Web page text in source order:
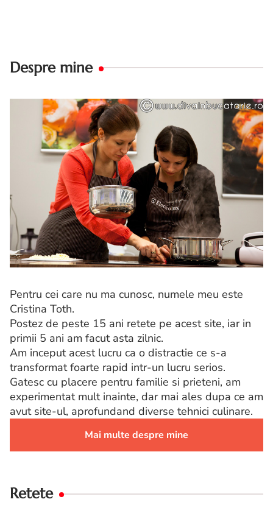
Despre mine
Pentru cei care nu ma cunosc, numele meu este
Cristina Toth.
Postez de peste 15 ani retete pe acest site, iar in
primii 5 ani am facut asta zilnic.
Am inceput acest lucru ca o distractie ce s-a
transformat foarte rapid intr-un lucru serios.
Gatesc cu placere pentru familie si prieteni, am
experimentat mult inainte, dar mai ales dupa ce am
avut site-ul, aprofundand diverse tehnici culinare.
Mai multe despre mine
Retete